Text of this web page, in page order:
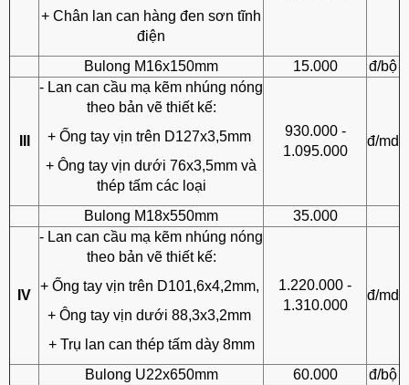
+ Chân lan can hàng đen sơn tĩnh
điện
Bulong M16x150mm 15.000 đ/bộ
- Lan can cầu mạ kẽm nhúng nóng
theo bản vẽ thiết kế:
+ Ống tay vịn trên D127x3,5mm
+ Ông tay vịn dưới 76x3,5mm và
thép tấm các loại
930.000 -
1.095.000
đ/md
Bulong M18x550mm 35.000
IV
- Lan can cầu mạ kẽm nhúng nóng
theo bản vẽ thiết kế:
+ Ống tay vịn trên D101,6x4,2mm,
+ Ông tay vịn dưới 88,3x3,2mm
+ Trụ lan can thép tấm dày 8mm
1.220.000 -
1.310.000
đ/md
Bulong U22x650mm 60.000 đ/bộ